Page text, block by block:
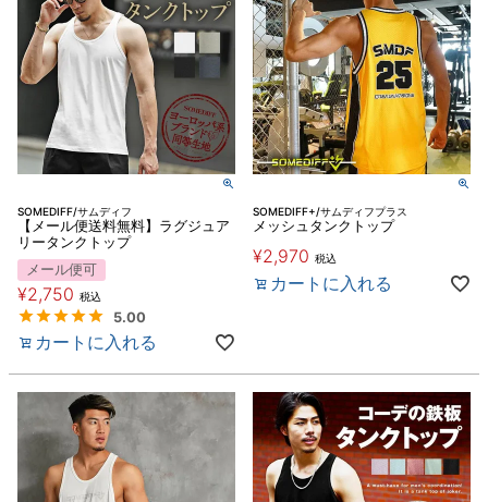
SOMEDIFF/サムディフ
【メール便送料無料】ラグジュア
リータンクトップ
メール便可
¥2,750 税込
5.00
カートに入れる
SOMEDIFF+/サムディフプラス
メッシュタンクトップ
¥2,970 税込
カートに入れる